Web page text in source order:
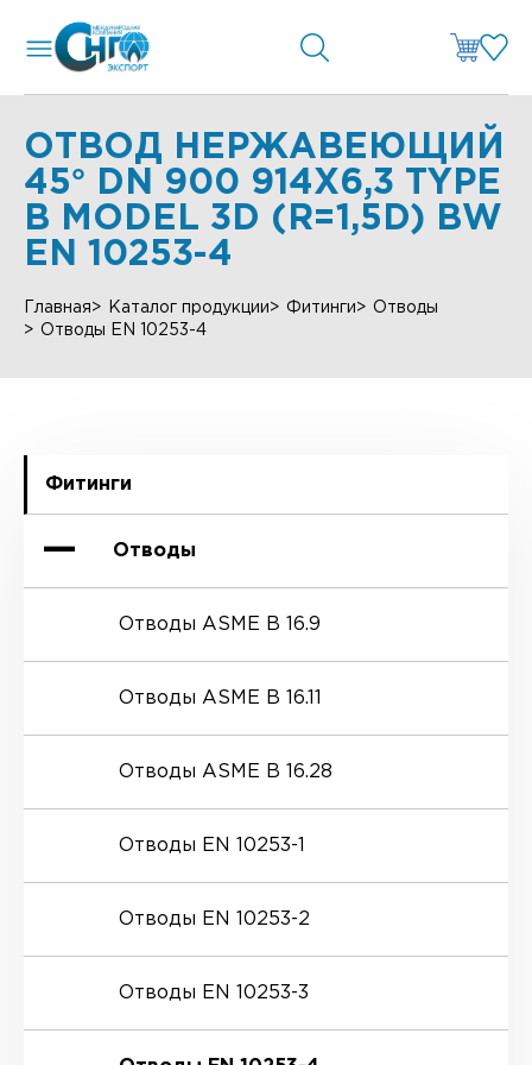
ОТВОД НЕРЖАВЕЮЩИЙ
45° DN 900 914X6,3 TYPE
B MODEL 3D (R=1,5D) BW
EN 10253-4
Главная Каталог продукции Фитинги
Отводы
Отводы EN 10253-4
Фитинги
Отводы
Отводы ASME B 16.9
Отводы ASME B 16.11
Отводы ASME B 16.28
Отводы EN 10253-1
Отводы EN 10253-2
Отводы EN 10253-3